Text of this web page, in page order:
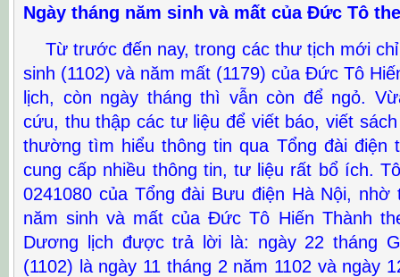
Ngày tháng năm sinh và mất của Đức Tô
Từ trước đến nay, trong các thư tịch mới chỉ
sinh (1102) và năm mất (1179) của Đức Tô
lịch, còn ngày tháng thì vẫn còn để ngỏ.
cứu, thu thập các tư liệu để viết báo, viết
thường tìm hiểu thông tin qua Tổng đài điện
cung cấp nhiều thông tin, tư liệu rất bổ ích.
0241080 của Tổng đài Bưu điện Hà Nội, nhờ
năm sinh và mất của Đức Tô Hiến Thành
Dương lịch được trả lời là: ngày 22 tháng
(1102) là ngày 11 tháng 2 năm 1102 và ngày